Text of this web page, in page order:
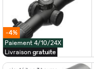
-4%
Paiement 4/10/24X
Livraison gratuite